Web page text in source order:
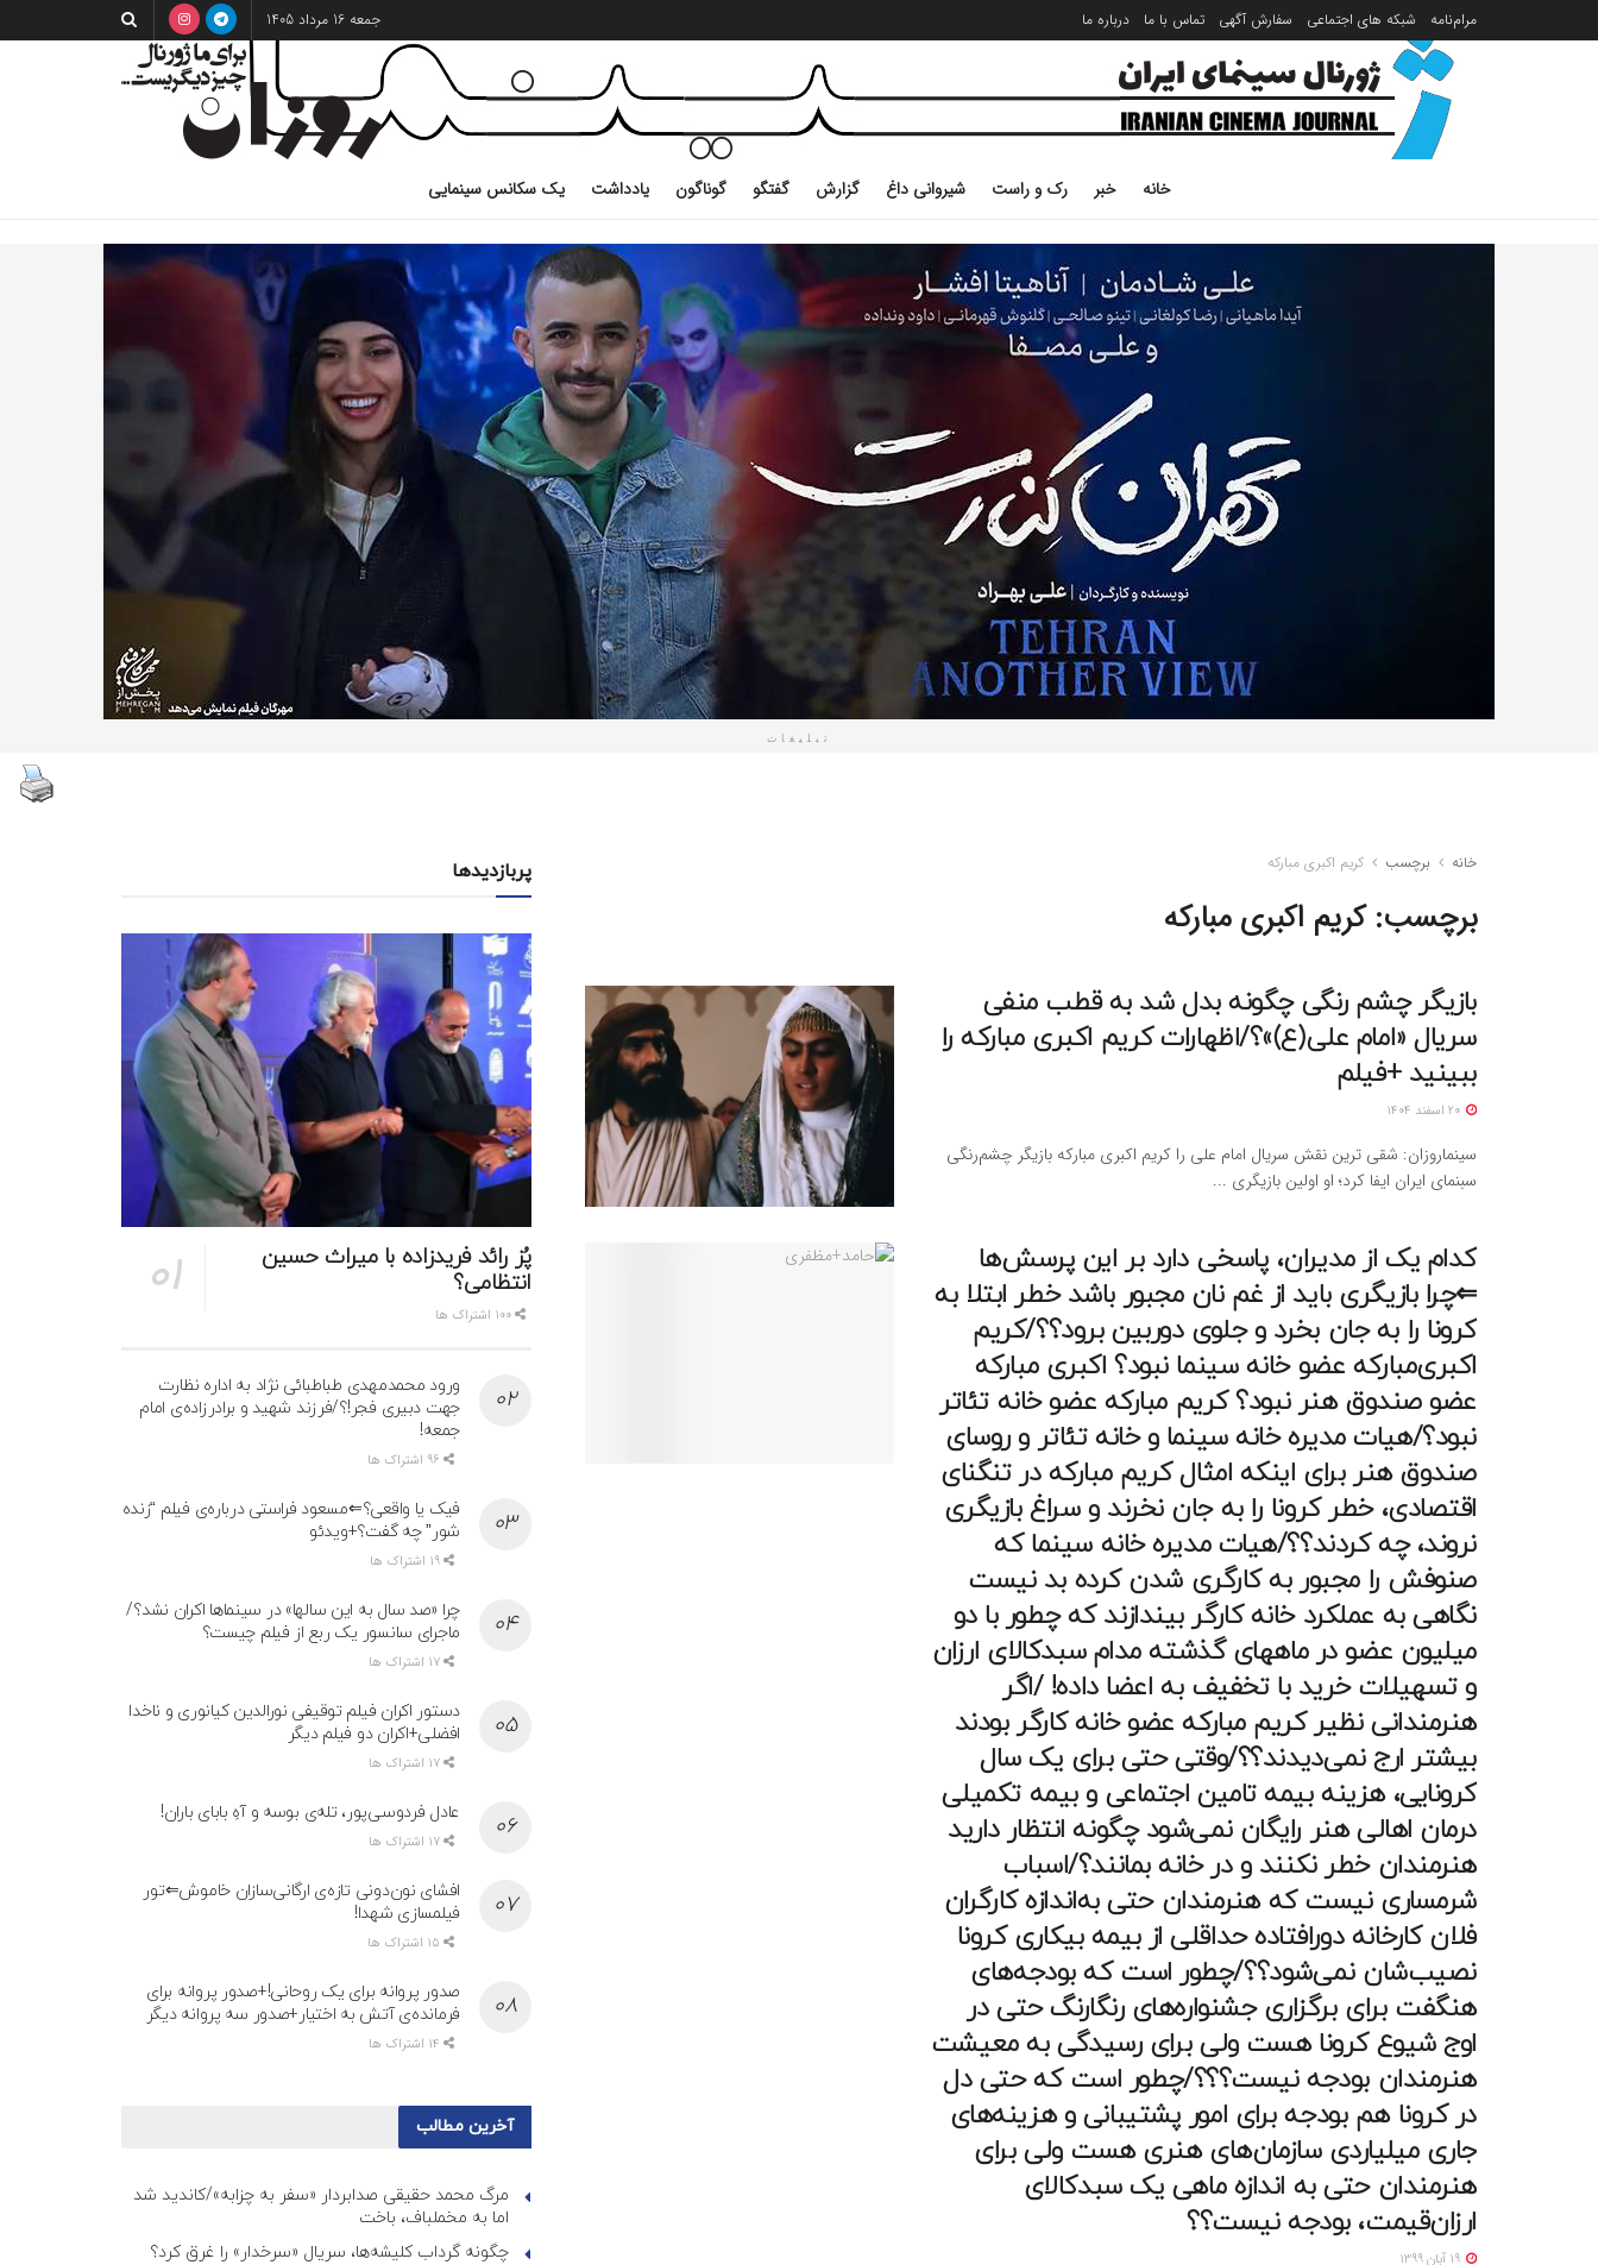
مرام‌نامه شبکه های اجتماعی سفارش آگهی تماس با ما درباره ما جمعه 16 مرداد 1405
خانه خبر رک و راست شیروانی داغ گزارش گفتگو گوناگون یادداشت یک سکانس سینمایی
تبلیغات
خانه برچسب کریم اکبری مبارکه
برچسب:کریم اکبری مبارکه
بازیگر چشم رنگی چگونه بدل شد به قطب منفی
سریال «امام علی(ع)»؟/اظهارات کریم اکبری مبارکه را
ببینید +فیلم
سینماروزان: شقی ترین نقش سریال امام علی را کریم اکبری مبارکه بازیگر چشم‌رنگی
سبنمای ایران ایفا کرد؛ او اولین بازیگری ...
کدام یک از مدیران، پاسخی دارد بر این پرسش‌ها
⇐چرا بازیگری باید از غم نان مجبور باشد خطر ابتلا به
کرونا را به جان بخرد و جلوی دوربین برود؟؟/کریم
اکبری‌مبارکه عضو خانه سینما نبود؟ اکبری مبارکه
عضو صندوق هنر نبود؟ کریم مبارکه عضو خانه تئاتر
نبود؟/هیات مدیره خانه سینما و خانه تئاتر و روسای
صندوق هنر برای اینکه امثال کریم مبارکه در تنگنای
اقتصادی، خطر کرونا را به جان نخرند و سراغ بازیگری
نروند، چه کردند؟؟/هیات مدیره خانه سینما که
صنوفش را مجبور به کارگری شدن کرده‌ بد نیست
نگاهی به عملکرد خانه کارگر بیندازند که چطور با دو
میلیون عضو در ماههای گذشته مدام سبدکالای ارزان
و تسهیلات خرید با تخفیف به اعضا داده! /اگر
هنرمندانی نظیر کریم مبارکه عضو خانه کارگر بودند
بیشتر ارج نمی‌دیدند؟؟/وقتی حتی برای یک سال
کرونایی، هزینه بیمه تامین اجتماعی و بیمه تکمیلی
درمان اهالی هنر رایگان نمی‌شود چگونه انتظار دارید
هنرمندان خطر نکنند و در خانه بمانند؟/اسباب
شرمساری نیست که هنرمندان حتی به‌اندازه کارگران
فلان کارخانه دورافتاده حداقلی از بیمه بیکاری کرونا
نصیب‌شان نمی‌شود؟؟/چطور است که بودجه‌های
هنگفت برای برگزاری جشنواره‌های رنگارنگ حتی در
اوج شیوع کرونا هست ولی برای رسیدگی به معیشت
هنرمندان بودجه نیست؟؟؟/چطور است که حتی دل
در کرونا هم بودجه برای امور پشتیبانی و هزینه‌های
جاری میلیاردی سازمان‌های هنری هست ولی برای
هنرمندان حتی به اندازه ماهی یک سبدکالای
ارزان‌قیمت، بودجه نیست؟؟
پربازدیدها
پُز رائد فریدزاده با میراث حسین
انتظامی؟
ورود محمدمهدی طباطبائی نژاد به اداره نظارت
جهت دبیری فجر!؟/فرزند شهید و برادرزاده‌ی امام
جمعه!
فیک یا واقعی؟⇐مسعود فراستی درباره‌ی فیلم “زنده
شور” چه گفت؟+ویدئو
چرا «صد سال به این سالها» در سینماها اکران نشد؟/
ماجرای سانسور یک ربع از فیلم چیست؟
دستور اکران فیلم توقیفی نورالدین کیانوری و ناخدا
افضلی+اکران دو فیلم دیگر
عادل فردوسی‌پور، تله‌ی بوسه و آهِ بابای باران!
افشای نون‌دونی تازه‌ی ارگانی‌سازان خاموش⇐تور
فیلمسازی شهدا!
صدور پروانه برای یک روحانی!+صدور پروانه برای
فرمانده‌ی آتش به اختیار+صدور سه پروانه دیگر
آخرین مطالب
مرگ محمد حقیقی صدابردار «سفر به چزابه»/کاندید شد
اما به مخملباف، باخت
چگونه گرداب کلیشه‌ها، سریال «سرخدار» را غرق کرد؟